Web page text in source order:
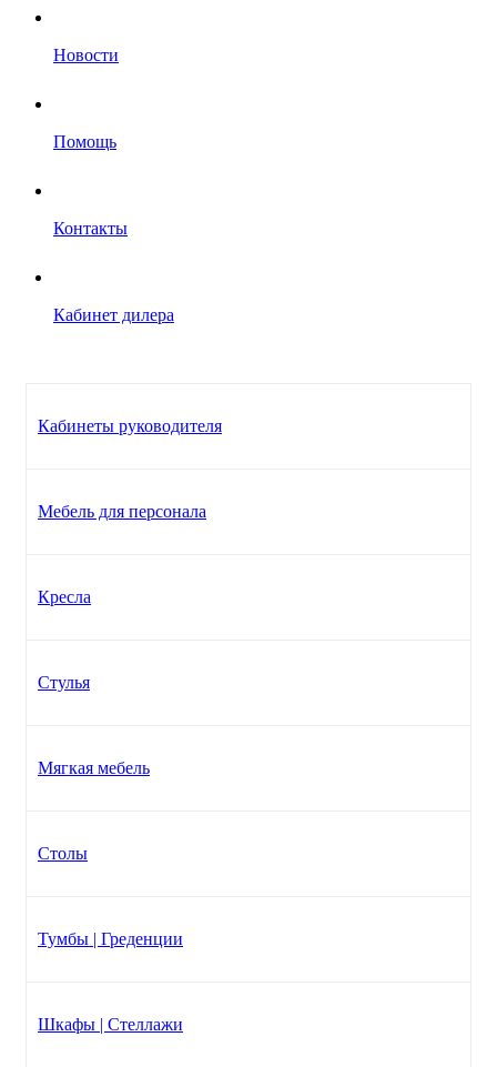
Новости
Помощь
Контакты
Кабинет дилера
Кабинеты руководителя
Мебель для персонала
Кресла
Стулья
Мягкая мебель
Столы
Тумбы | Греденции
Шкафы | Стеллажи